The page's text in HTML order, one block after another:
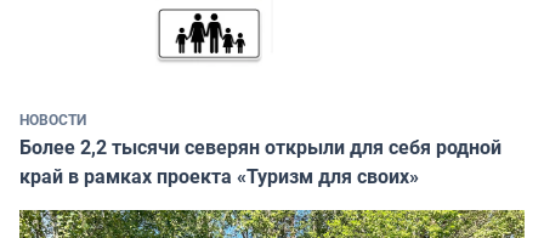
НОВОСТИ
Более 2,2 тысячи северян открыли для себя родной
край в рамках проекта «Туризм для своих»